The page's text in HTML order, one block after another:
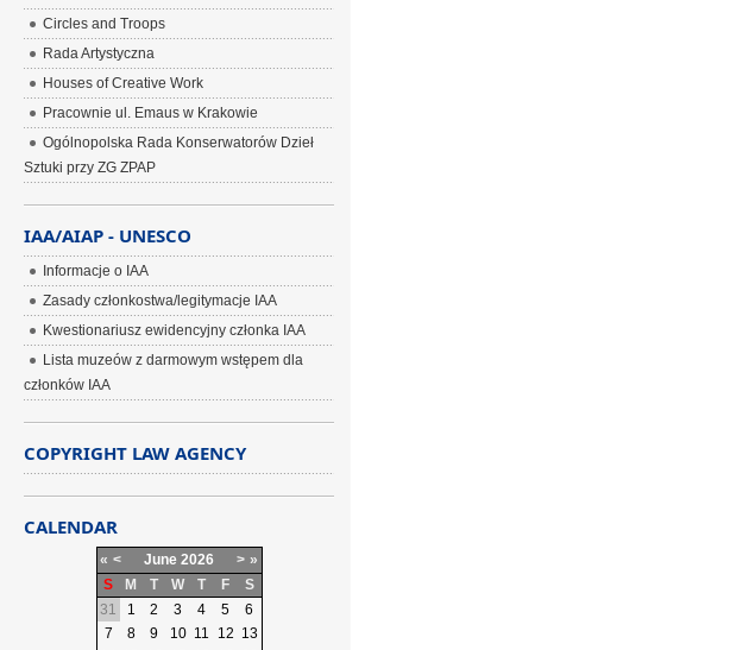
Circles and Troops
Rada Artystyczna
Houses of Creative Work
Pracownie ul. Emaus w Krakowie
Ogólnopolska Rada Konserwatorów Dzieł
Sztuki przy ZG ZPAP
IAA/AIAP - UNESCO
Informacje o IAA
Zasady członkostwa/legitymacje IAA
Kwestionariusz ewidencyjny członka IAA
Lista muzeów z darmowym wstępem dla
członków IAA
COPYRIGHT LAW AGENCY
CALENDAR
« < June 2026 > »
S
M T W T F
S
31
1 2 3 4 5
6
7
8 9 10 11 12 13